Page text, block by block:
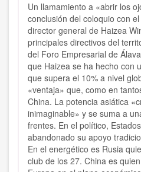
Un llamamiento a «abrir los
conclusión del coloquio con
director general de Haizea
principales directivos del
del Foro Empresarial de
que Haizea se ha hecho con
que supera el 10% a nivel
«ventaja» que, como en
China. La potencia asiática
inimaginable» y se suma a
frentes. En el político,
abandonado su apoyo
En el energético es Rusia
club de los 27. China es